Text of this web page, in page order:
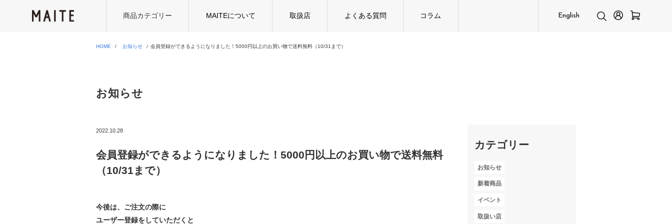
商品カテゴリー MAITEについて 取扱店 よくある質問 コラム English
HOME お知らせ 会員登録ができるようになりました！5000円以上のお買い物で送料無料（10/31まで）
お知らせ
2022.10.28
会員登録ができるようになりました！5000円以上のお買い物で送料無料
（10/31まで）
今後は、ご注文の際に
ユーザー登録をしていただくと
カテゴリー
お知らせ
新着商品
イベント
取扱い店